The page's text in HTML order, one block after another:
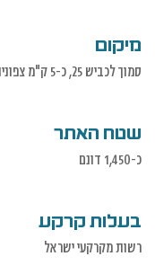
מיקום
סמוך לכביש 25, כ-5 ק"מ צפונית לדימונה
שטח האתר
כ-1,450 דונם
בעלות קרקע
רשות מקרקעי ישראל